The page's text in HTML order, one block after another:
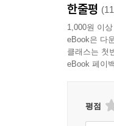
한줄평
1,000원 이
eBook은 다
클래스는 첫
eBook 페이
평점